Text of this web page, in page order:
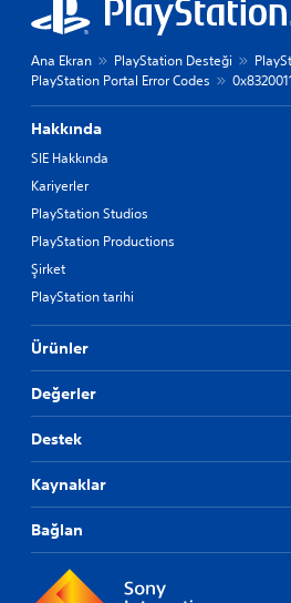
Ana Ekran PlayStation Desteği
PlayStation Portal Error Codes
Hakkında
SIE Hakkında
Kariyerler
PlayStation Studios
PlayStation Productions
Şirket
PlayStation tarihi
Ürünler
Değerler
Destek
Kaynaklar
Bağlan